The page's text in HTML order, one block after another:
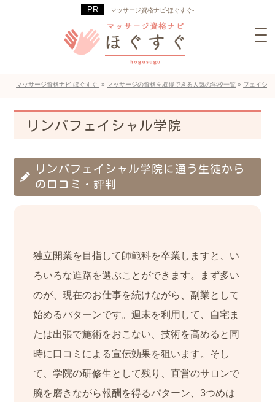
マッサージ資格ナビ-ほぐすぐ-
マッサージ資格ナビ-ほぐすぐ- » マッサージの資格を取得できる人気の学校一覧 » フェイシ
リンパフェイシャル学院
リンパフェイシャル学院に通う生徒から
の口コミ・評判
独立開業を目指して師範科を卒業しますと、い
ろいろな進路を選ぶことができます。まず多い
のが、現在のお仕事を続けながら、副業として
始めるパターンです。週末を利用して、自宅ま
たは出張で施術をおこない、技術を高めると同
時に口コミによる宣伝効果を狙います。そし
て、学院の研修生として残り、直営のサロンで
腕を磨きながら報酬を得るパターン、3つめは